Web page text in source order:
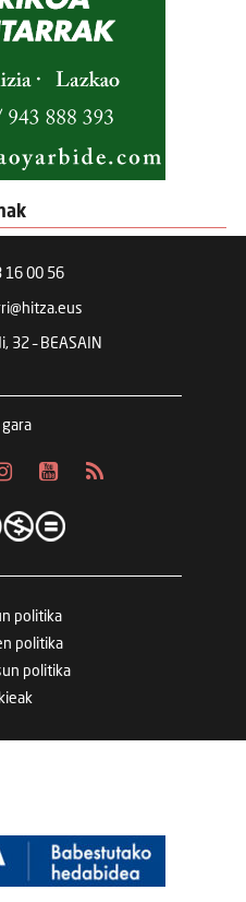
16 00 56
32 – BEASAIN
gara
politika
politika
politika